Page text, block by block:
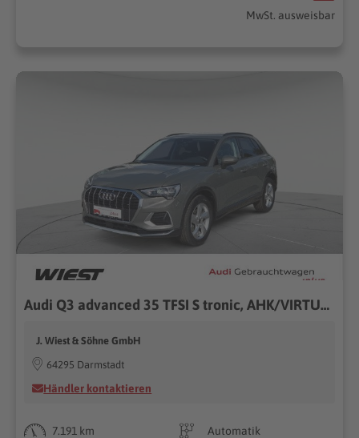
MwSt. ausweisbar
Audi Q3 advanced 35 TFSI S tronic, AHK/VIRTUAL/GRA/2xPDC/NAVI/SHZ
J. Wiest & Söhne GmbH
64295 Darmstadt
Händler kontaktieren
7.191 km
Automatik